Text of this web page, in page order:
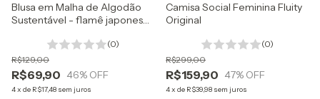
Blusa em Malha de Algodão
Sustentável - flamê japonesa
(0)
R$69,90
R$129,00
46% OFF
4x de R$17,48 sem juros
Camisa Social Feminina Fluity
Original
(0)
R$159,90
R$299,00
47% OFF
4x de R$39,98 sem juros